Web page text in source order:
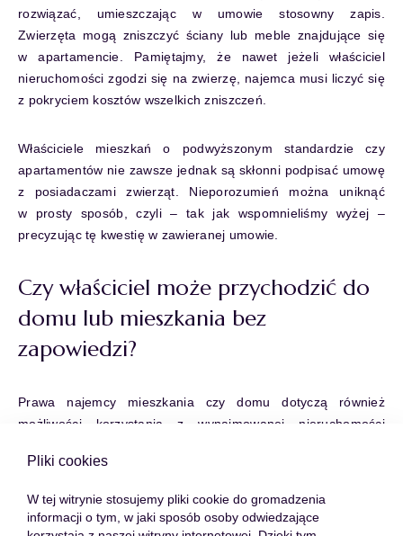
rozwiązać, umieszczając w umowie stosowny zapis.
Zwierzęta mogą zniszczyć ściany lub meble znajdujące się
w apartamencie. Pamiętajmy, że nawet jeżeli właściciel
nieruchomości zgodzi się na zwierzę, najemca musi liczyć się
z pokryciem kosztów wszelkich zniszczeń.
Właściciele mieszkań o podwyższonym standardzie czy
apartamentów nie zawsze jednak są skłonni podpisać umowę
z posiadaczami zwierząt. Nieporozumień można uniknąć
w prosty sposób, czyli – tak jak wspomnieliśmy wyżej –
precyzując tę kwestię w zawieranej umowie.
Czy właściciel może przychodzić do
domu lub mieszkania bez
zapowiedzi?
Prawa najemcy mieszkania czy domu dotyczą również
możliwości korzystania z wynajmowanej nieruchomości
nie ma prawa wchodzić do mieszkania czy domu pod
mu też na sporadyczne, niezapowiedziane wizyty, których
celem jest kontrola stanu apartamentu czy domu. Najemca
Pliki cookies
W tej witrynie stosujemy pliki cookie do gromadzenia
informacji o tym, w jaki sposób osoby odwiedzające